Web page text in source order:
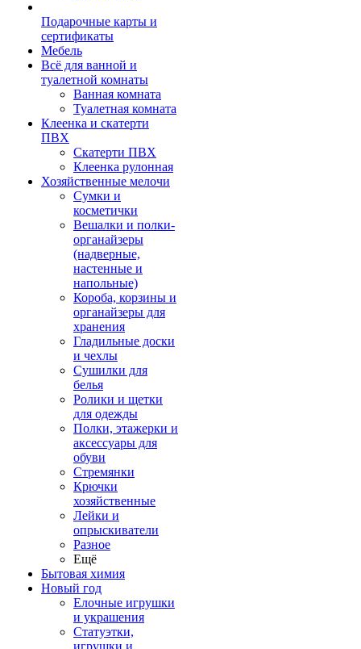
Подарочные карты и
сертификаты
Мебель
Всё для ванной и
туалетной комнаты
Ванная комната
Туалетная комната
Клеенка и скатерти
ПВХ
Скатерти ПВХ
Клеенка рулонная
Хозяйственные мелочи
Сумки и
косметички
Вешалки и полки-
органайзеры
(надверные,
настенные и
напольные)
Короба, корзины и
органайзеры для
хранения
Гладильные доски
и чехлы
Сушилки для
белья
Ролики и щетки
для одежды
Полки, этажерки и
аксессуары для
обуви
Стремянки
Крючки
хозяйственные
Лейки и
опрыскиватели
Разное
Ещё
Бытовая химия
Новый год
Елочные игрушки
и украшения
Статуэтки,
игрушки и